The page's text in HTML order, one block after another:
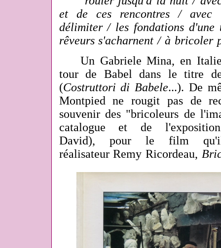
et de ces rencontres /
délimiter / les fondations
rêveurs s'acharnent / à bricoler
Un Gabriele Mina, en Italie,
tour de Babel dans le titre
(Costruttori di Babele...). De
Montpied ne rougit pas de
souvenir des "bricoleurs de
catalogue et de
David), pour le film
réalisateur Remy Ricordeau,